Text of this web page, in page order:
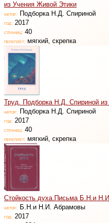
из Учения Живой Этики
автор: Подборка Н.Д. Спириной
год: 2017
страниц: 40
переплёт: мягкий, скрепка
Труд. Подборка Н.Д. Спириной
автор: Подборка Н.Д. Спириной
год: 2017
страниц: 40
переплёт: мягкий, скрепка
Стойкость духа.Письма Б.Н.и
автор: Б.Н.и Н.И. Абрамовы
год: 2017